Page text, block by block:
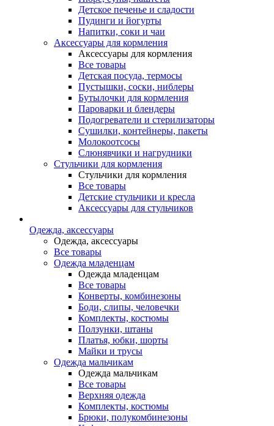
Детское печенье и сладости
Пудинги и йогурты
Напитки, соки и чаи
Аксессуары для кормления
Аксессуары для кормления
Все товары
Детская посуда, термосы
Пустышки, соски, ниблеры
Бутылочки для кормления
Пароварки и блендеры
Подогреватели и стерилизаторы
Сушилки, контейнеры, пакеты
Молокоотсосы
Слюнявчики и нагрудники
Стульчики для кормления
Стульчики для кормления
Все товары
Детские стульчики и кресла
Аксессуары для стульчиков
Одежда, аксессуары
Одежда, аксессуары
Все товары
Одежда младенцам
Одежда младенцам
Все товары
Конверты, комбинезоны
Боди, слипы, человечки
Комплекты, костюмы
Ползунки, штаны
Платья, юбки, шорты
Майки и трусы
Одежда мальчикам
Одежда мальчикам
Все товары
Верхняя одежда
Комплекты, костюмы
Брюки, полукомбинезоны